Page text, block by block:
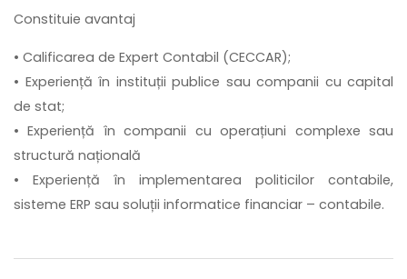
Constituie avantaj
• Calificarea de Expert Contabil (CECCAR);
• Experiență în instituții publice sau companii cu capital
de stat;
• Experiență în companii cu operațiuni complexe sau
structură națională
• Experiență în implementarea politicilor contabile,
sisteme ERP sau soluții informatice financiar – contabile.